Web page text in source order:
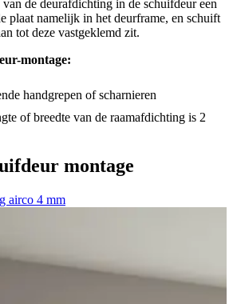
de deurafdichting in de schuifdeur een
plaat namelijk in het deurframe, en schuift
tot deze vastgeklemd zit.
montage:
handgrepen of scharnieren
of breedte van de raamafdichting is 2
montage
airco 4 mm